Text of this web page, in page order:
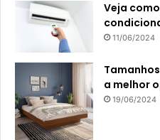
Veja
11/06/2024
a melhor
19/06/2024